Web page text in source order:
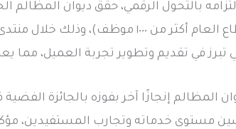
التزامه بالتحول الرقمي، حقق ديوان
تبرز في تقديم وتطوير تجربة العميل،
مستوى خدماته وتجارب المستفيدين، مؤكدًا